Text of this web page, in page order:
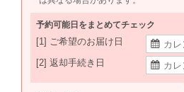
予約可能日をまとめてチェック
[1] ご希望のお届け日
[2] 返却手続き日